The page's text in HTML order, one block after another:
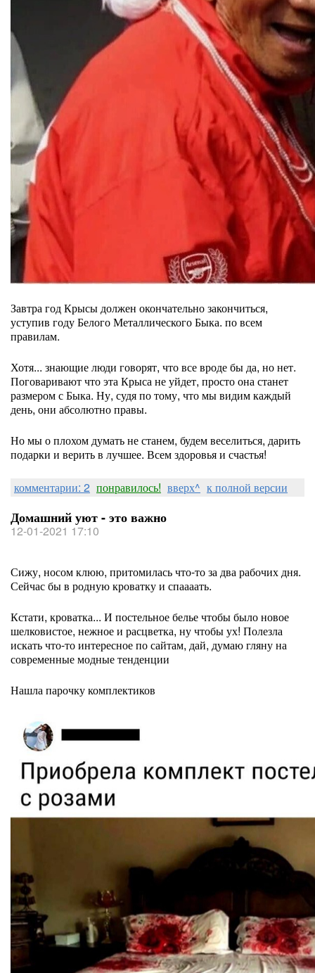
Завтра год Крысы должен окончательно закончиться,
уступив году Белого Металлического Быка. по всем
правилам.
Хотя... знающие люди говорят, что все вроде бы да, но нет.
Поговаривают что эта Крыса не уйдет, просто она станет
размером с Быка. Ну, судя по тому, что мы видим каждый
день, они абсолютно правы.
Но мы о плохом думать не станем, будем веселиться, дарить
подарки и верить в лучшее. Всем здоровья и счастья!
комментарии: 2 понравилось! вверх^ к полной версии
Домашний уют - это важно
12-01-2021 17:10
Сижу, носом клюю, притомилась что-то за два рабочих дня.
Сейчас бы в родную кроватку и спаааать.
Кстати, кроватка... И постельное белье чтобы было новое
шелковистое, нежное и расцветка, ну чтобы ух! Полезла
искать что-то интересное по сайтам, дай, думаю гляну на
современные модные тенденции
Нашла парочку комплектиков